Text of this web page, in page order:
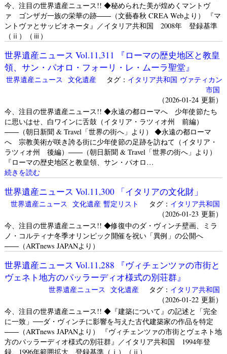
今、注目の世界遺産ニュース!! ◆秘められた美が煌めくマントヴ
ァ ゴンザガ一族の栄華の跡――（文藝春秋 CREA Webより） 『マ
ントヴァとサッビオネータ』／イタリア共和国 2008年 登録基準
（ⅱ）（ⅲ）
世界遺産ニュース Vol.11,311 『ローマの歴史地区と教皇
領、サン・パオロ・フォーリ・レ・ムーラ聖堂』
世界遺産ニュース 文化遺産タグ： イタリア共和国 ヴァティカン
市国
（2026-01-24 更新）
今、注目の世界遺産ニュース!! ◆永遠の都ローマへ 少年使節たち
に思いはせ、白ワインに舌鼓（イタリア・ラツィオ州 前編）
――（朝日新聞 & Travel「世界の街へ」より） ◆永遠の都ローマ
へ 宗教美術が咲き誇る街に少年使節の足跡を訪ねて（イタリア・
ラツィオ州 後編）――（朝日新聞 & Travel「世界の街へ」より）
『ローマの歴史地区と教皇領、サン・パオロ…
続きを読む
世界遺産ニュース Vol.11,300 「イタリアの文化財」
世界遺産ニュース 文化遺産 暫定リスト タグ： イタリア共和国
（2026-01-23 更新）
今、注目の世界遺産ニュース!! ◆修復中のダ・ヴィンチ壁画、ミラ
ノ・コルティナ冬季オリンピック開催を祝い「異例」の公開へ
――（ARTnews JAPANより）
世界遺産ニュース Vol.11,288 『ヴィチェンツァの市街と
ヴェネト地方のパッラーディオ様式の別荘群』
世界遺産ニュース 文化遺産タグ： イタリア共和国
（2026-01-22 更新）
今、注目の世界遺産ニュース!! ◆『建築について』の記述と「完全
に一致」──ダ・ヴィンチに影響を与えた古代建築家の作品を特定
――（ARTnews JAPANより） 『ヴィチェンツァの市街とヴェネト地
方のパッラーディオ様式の別荘群』／イタリア共和国 1994年登
録、1996年範囲拡大 登録基準（ⅰ）（ⅱ）